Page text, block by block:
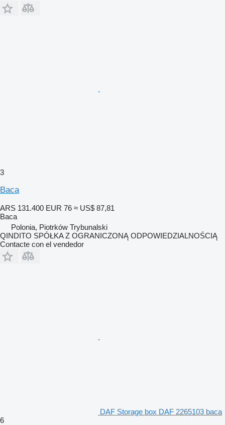
3
Baca
ARS 131.400 EUR 76 ≈ US$ 87,81
Baca
Polonia, Piotrków Trybunalski
QINDITO SPÓŁKA Z OGRANICZONĄ ODPOWIEDZIALNOŚCIĄ
Contacte con el vendedor
DAF Storage box DAF 2265103 baca
6